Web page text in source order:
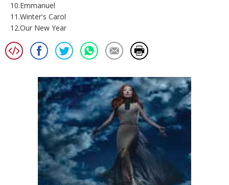
10.Emmanuel
11.Winter's Carol
12.Our New Year